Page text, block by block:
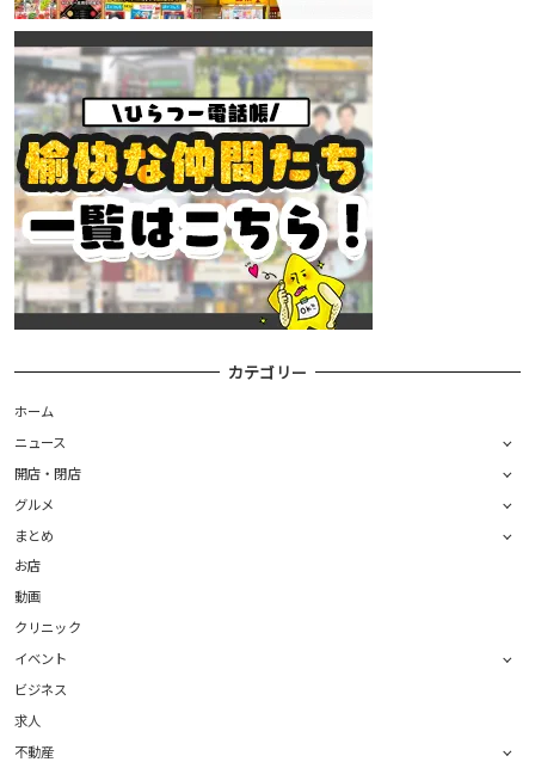
カテゴリー
ホーム
ニュース
開店・閉店
グルメ
まとめ
お店
動画
クリニック
イベント
ビジネス
求人
不動産